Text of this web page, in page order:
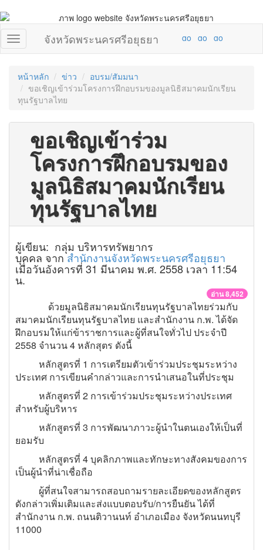
จังหวัดพระนครศรีอยุธยา
หน้าหลัก ข่าว
อบรม/สัมมนา
ขอเชิญเข้าร่วมโครงการฝึกอบรมของมูลนิธิสมาคมนักเรียน
ทุนรัฐบาลไทย
ขอเชิญเข้าร่วม
โครงการฝึกอบรมของ
มูลนิธิสมาคมนักเรียน
ทุนรัฐบาลไทย
ผู้เขียน: กลุ่ม บริหารทรัพยากร
บุคคล จากสำนักงานจังหวัดพระนครศรีอยุธยา
เมื่อวันอังคารที่ 31 มีนาคม พ.ศ. 2558 เวลา 11:54
น.
อ่าน 8,452
ด้วยมูลนิธิสมาคมนักเรียนทุนรัฐบาลไทยร่วมกับ
สมาคมนักเรียนทุนรัฐบาลไทย และสำนักงาน ก.พ. ได้จัด
ฝึกอบรมให้แก่ข้าราชการและผู้ที่สนใจทั่วไป ประจำปี
2558 จำนวน 4 หลักสุตร ดังนี้
หลักสูตรที่ 1 การเตรียมตัวเข้าร่วมประชุมระหว่าง
ประเทศ การเขียนคำกล่าวและการนำเสนอในที่ประชุม
หลักสูตรที่ 2 การเข้าร่วมประชุมระหว่างประเทศ
สำหรับผู้บริหาร
หลักสูตรที่ 3 การพัฒนาภาวะผู้นำในตนเองให้เป็นที่
ยอมรับ
หลักสูตรที่ 4 บุคลิกภาพและทักษะทางสังคมของการ
เป็นผู้นำที่น่าเชื่อถือ
ผู้ที่สนใจสามารถสอบถามรายละเอียดของหลักสูตร
ดังกล่าวเพิ่มเติมและส่งแบบตอบรับ/การยืนยัน ได้ที่
สำนักงาน ก.พ. ถนนติวานนท์ อำเภอเมือง จังหวัดนนทบุรี
11000